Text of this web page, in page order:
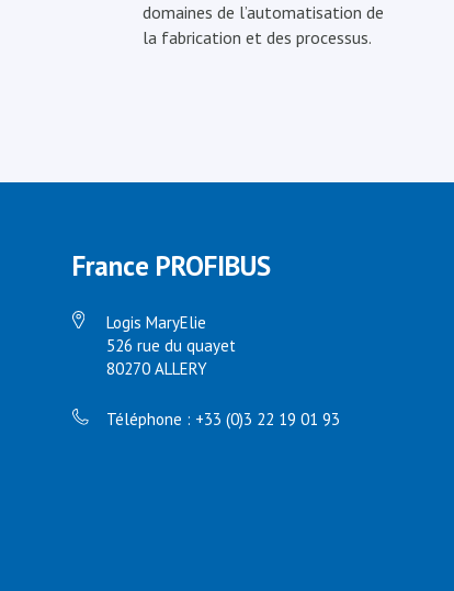
domaines de l’automatisation de
la fabrication et des processus.
France PROFIBUS
Logis MaryElie
526 rue du quayet
80270 ALLERY
Téléphone : +33 (0)3 22 19 01 93